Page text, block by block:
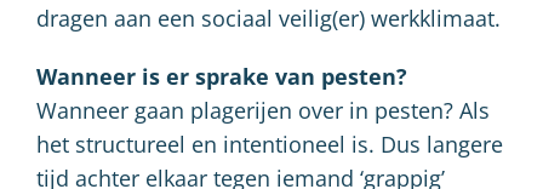
dragen aan een sociaal veilig(er) werkklimaat.
Wanneer is er sprake van pesten?
Wanneer gaan plagerijen over in pesten? Als
het structureel en intentioneel is. Dus langere
tijd achter elkaar tegen iemand ‘grappig’